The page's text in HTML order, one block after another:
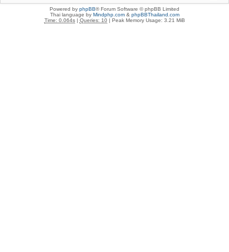
Powered by phpBB® Forum Software © phpBB Limited
Thai language by Mindphp.com& phpBBThailand.com
Time: 0.064s| Queries: 10| Peak Memory Usage: 3.21 MiB